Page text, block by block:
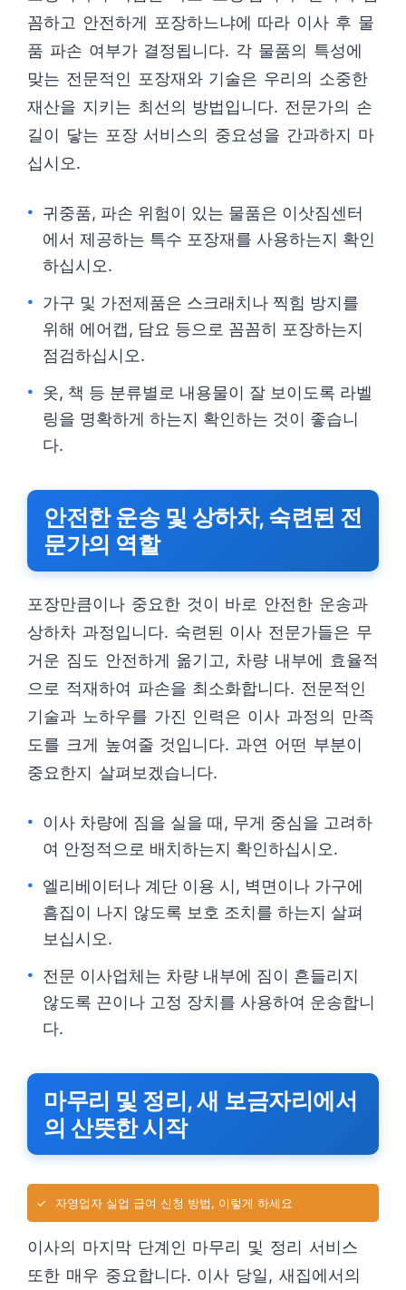
꼼하고 안전하게 포장하느냐에 따라 이사 후 물
품 파손 여부가 결정됩니다. 각 물품의 특성에
맞는 전문적인 포장재와 기술은 우리의 소중한
재산을 지키는 최선의 방법입니다. 전문가의 손
길이 닿는 포장 서비스의 중요성을 간과하지 마
십시오.
귀중품, 파손 위험이 있는 물품은 이삿짐센터
에서 제공하는 특수 포장재를 사용하는지 확인
하십시오.
가구 및 가전제품은 스크래치나 찍힘 방지를
위해 에어캡, 담요 등으로 꼼꼼히 포장하는지
점검하십시오.
옷, 책 등 분류별로 내용물이 잘 보이도록 라벨
링을 명확하게 하는지 확인하는 것이 좋습니
다.
안전한 운송 및 상하차, 숙련된 전
문가의 역할
포장만큼이나 중요한 것이 바로 안전한 운송과
상하차 과정입니다. 숙련된 이사 전문가들은 무
거운 짐도 안전하게 옮기고, 차량 내부에 효율적
으로 적재하여 파손을 최소화합니다. 전문적인
기술과 노하우를 가진 인력은 이사 과정의 만족
도를 크게 높여줄 것입니다. 과연 어떤 부분이
중요한지 살펴보겠습니다.
이사 차량에 짐을 실을 때, 무게 중심을 고려하
여 안정적으로 배치하는지 확인하십시오.
엘리베이터나 계단 이용 시, 벽면이나 가구에
흠집이 나지 않도록 보호 조치를 하는지 살펴
보십시오.
전문 이사업체는 차량 내부에 짐이 흔들리지
않도록 끈이나 고정 장치를 사용하여 운송합니
다.
마무리 및 정리, 새 보금자리에서
의 산뜻한 시작
✓ 자영업자 실업 급여 신청 방법, 이렇게 하세요
이사의 마지막 단계인 마무리 및 정리 서비스
또한 매우 중요합니다. 이사 당일, 새집에서의